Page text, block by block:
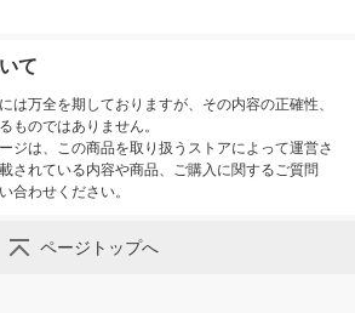
て
は万全を期しておりますが、その内容の正確性、
ものではありません。
ジは、この商品を取り扱うストアによって運営さ
されている内容や商品、ご購入に関するご質問
合わせください。
ページトップへ